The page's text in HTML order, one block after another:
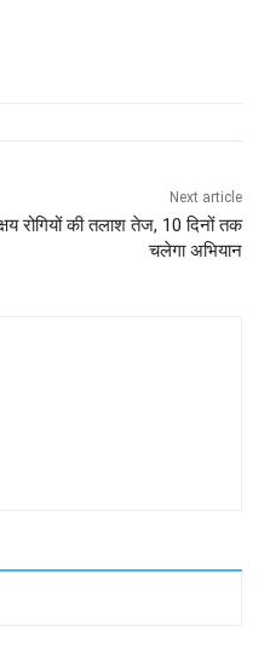
Next article
रोगियों की तलाश तेज, 10 दिनों तक
चलेगा अभियान